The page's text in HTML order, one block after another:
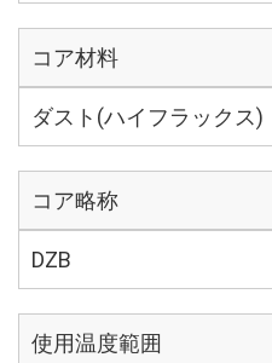
コア材料
ダスト(ハイフラックス)
コア略称
DZB
使用温度範囲